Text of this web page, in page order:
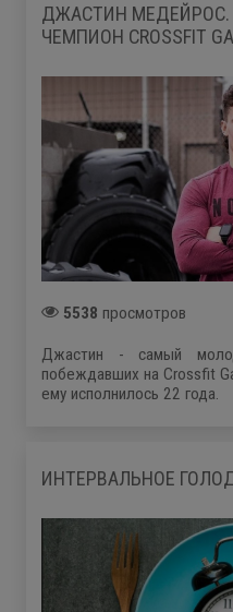
ДЖАСТИН
ЧЕМПИОН CROSSFIT
5538 просмотров
Джастин - самый
побеждавших на Crossfit
ему исполнилось 22 года.
ИНТЕРВАЛЬНОЕ